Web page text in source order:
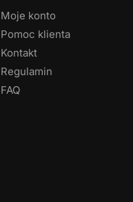
Moje konto
Pomoc klienta
Kontakt
Regulamin
FAQ